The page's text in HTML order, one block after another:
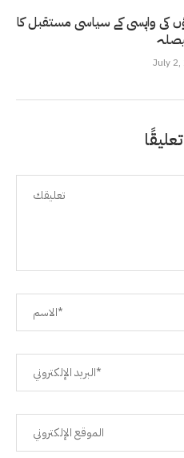
کی واپسی کے سیاسی مستقبل کا
July 2,